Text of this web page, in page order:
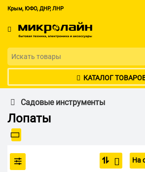
Крым, ЮФО, ДНР, ЛНР
КАТАЛОГ
Садовые инструменты
Лопаты
На